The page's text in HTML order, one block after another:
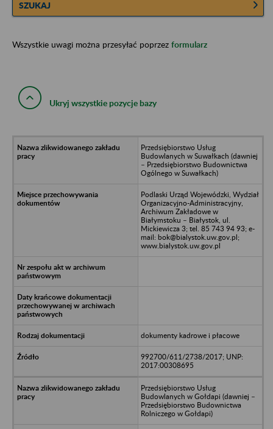
SZUKAJ
Wszystkie uwagi można przesyłać poprzez formularz
Ukryj wszystkie pozycje bazy
Przedsiębiorstwo Usług
Budowlanych w Suwałkach (dawniej
– Przedsiębiorstwo Budownictwa
Ogólnego w Suwałkach)
Podlaski Urząd Wojewódzki, Wydział
Organizacyjno-Administracyjny,
Archiwum Zakładowe w
Białymstoku – Białystok, ul.
Mickiewicza 3; tel. 85 743 94 93; e-
mail: bok@bialystok.uw.gov.pl;
www.bialystok.uw.gov.pl
dokumenty kadrowe i płacowe
992700/611/2738/2017; UNP:
2017:00308695
Przedsiębiorstwo Usług
Budowlanych w Gołdapi (dawniej –
Przedsiębiorstwo Budownictwa
Rolniczego w Gołdapi)